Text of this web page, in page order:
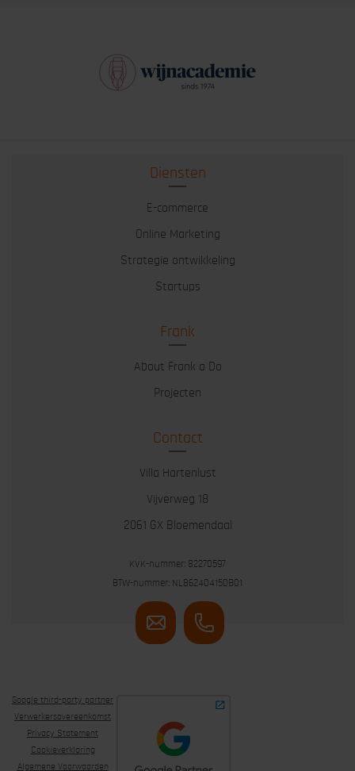
Diensten
E-commerce
Online Marketing
Strategie ontwikkeling
Startups
Frank
About Frank a Do
Projecten
Contact
Villa Hartenlust
Vijverweg 18
2061 GX Bloemendaal
KVK-nummer: 82270597
BTW-nummer: NL862404150B01
Google third-party partner
Verwerkersovereenkomst
Privacy Statement
Cookieverklaring
Algemene Voorwaarden